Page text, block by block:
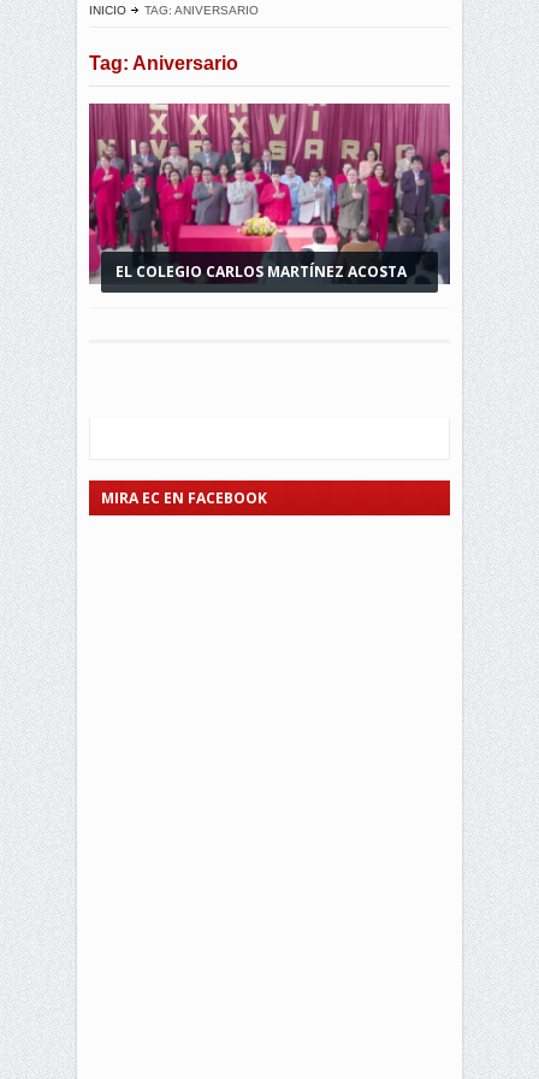
INICIO TAG: ANIVERSARIO
Tag: Aniversario
EL COLEGIO CARLOS MARTÍNEZ ACOSTA
MIRA EC EN FACEBOOK